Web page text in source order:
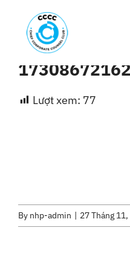
content
Lượt xem: 77
By nhp-admin | 27 Tháng